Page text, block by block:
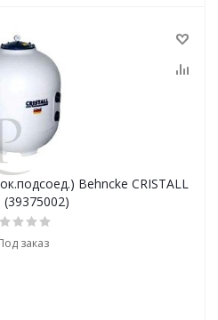
Behncke CRISTALL
(39375002)
заказ